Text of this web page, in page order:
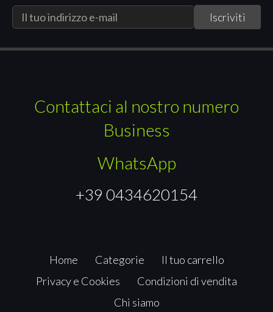
Contattaci al nostro numero
Business
WhatsApp
+39 0434620154
Home Categorie
Il tuo carrello
Privacy e Cookies
Condizioni di vendita
Chi siamo